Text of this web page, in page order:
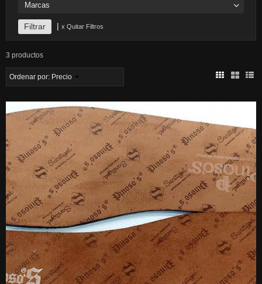
Marcas
| x Quitar Filtros
3 productos
Ordenar por: Precio